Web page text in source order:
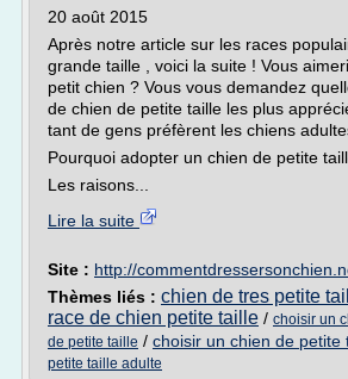
20 août 2015
Après notre article sur les races
grande taille , voici la suite ! Vous
petit chien ? Vous vous demandez
de chien de petite taille les plus
tant de gens préfèrent les chiens
Pourquoi adopter un chien de petite
Les raisons...
Lire la suite
Site : http://
Thèmes liés : chien de tres petite
race de chien petite taille / choisir un
de petite taille / choisir un chien de petite
petite taille adulte